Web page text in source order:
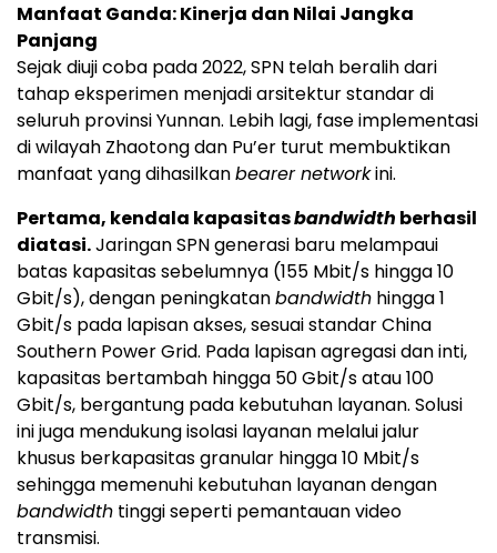
Manfaat Ganda: Kinerja dan Nilai Jangka
Panjang
Sejak diuji coba pada 2022, SPN telah beralih dari
tahap eksperimen menjadi arsitektur standar di
seluruh provinsi Yunnan. Lebih lagi, fase implementasi
di wilayah Zhaotong dan Pu’er turut membuktikan
manfaat yang dihasilkanbearer networkini.
Pertama, kendala kapasitasbandwidth berhasil
diatasi.Jaringan SPN generasi baru melampaui
batas kapasitas sebelumnya (155 Mbit/s hingga 10
Gbit/s), dengan peningkatanbandwidth hingga 1
Gbit/s pada lapisan akses, sesuai standar China
Southern Power Grid. Pada lapisan agregasi dan inti,
kapasitas bertambah hingga 50 Gbit/s atau 100
Gbit/s, bergantung pada kebutuhan layanan. Solusi
ini juga mendukung isolasi layanan melalui jalur
khusus berkapasitas granular hingga 10 Mbit/s
sehingga memenuhi kebutuhan layanan dengan
bandwidth tinggi seperti pemantauan video
transmisi.